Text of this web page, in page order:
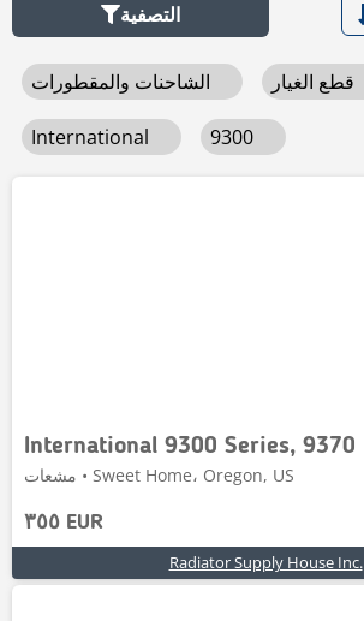
التصفية
International 9300
مشعات • Sweet Home، Oregon, US
٣٥٥ EUR
Radiator Supply House Inc.